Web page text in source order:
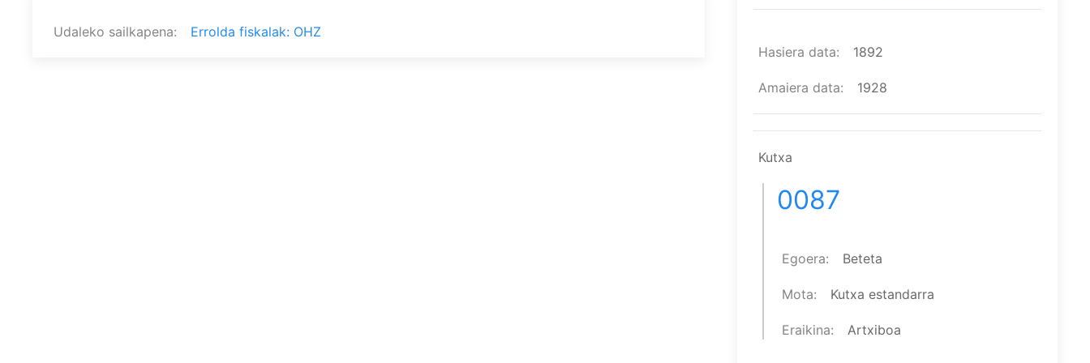
Udaleko sailkapena Errolda fiskalak: OHZ
Hasiera data 1892
Amaiera data 1928
Kutxa
0087
Egoera Beteta
Mota Kutxa estandarra
Eraikina Artxiboa